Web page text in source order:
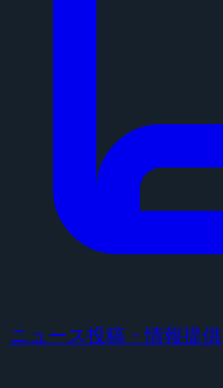
ニュース投稿・情報提供